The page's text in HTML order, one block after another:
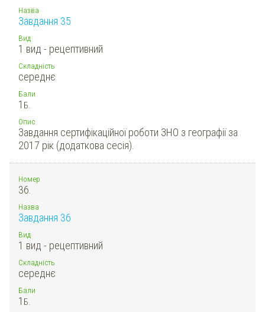
Назва
Завдання 35
Вид
1 вид - рецептивний
Складність
середнє
Бали
1 Б.
Опис
Завдання сертифікаційної роботи ЗНО з географії за
2017 рік (додаткова сесія).
Номер
36.
Назва
Завдання 36
Вид
1 вид - рецептивний
Складність
середнє
Бали
1 Б.